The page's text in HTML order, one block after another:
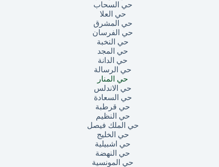
حي السحاب
حي العلا
حي المشرق
حي الفرسان
حي النخبة
حي المجد
حي الدانة
حي الرسالة
حي المنار
حي الاندلس
حي السعادة
حي قرطبة
حي النظيم
حي الملك فيصل
حي الخليج
حي اشبيلية
حي النهضة
حي المونسية